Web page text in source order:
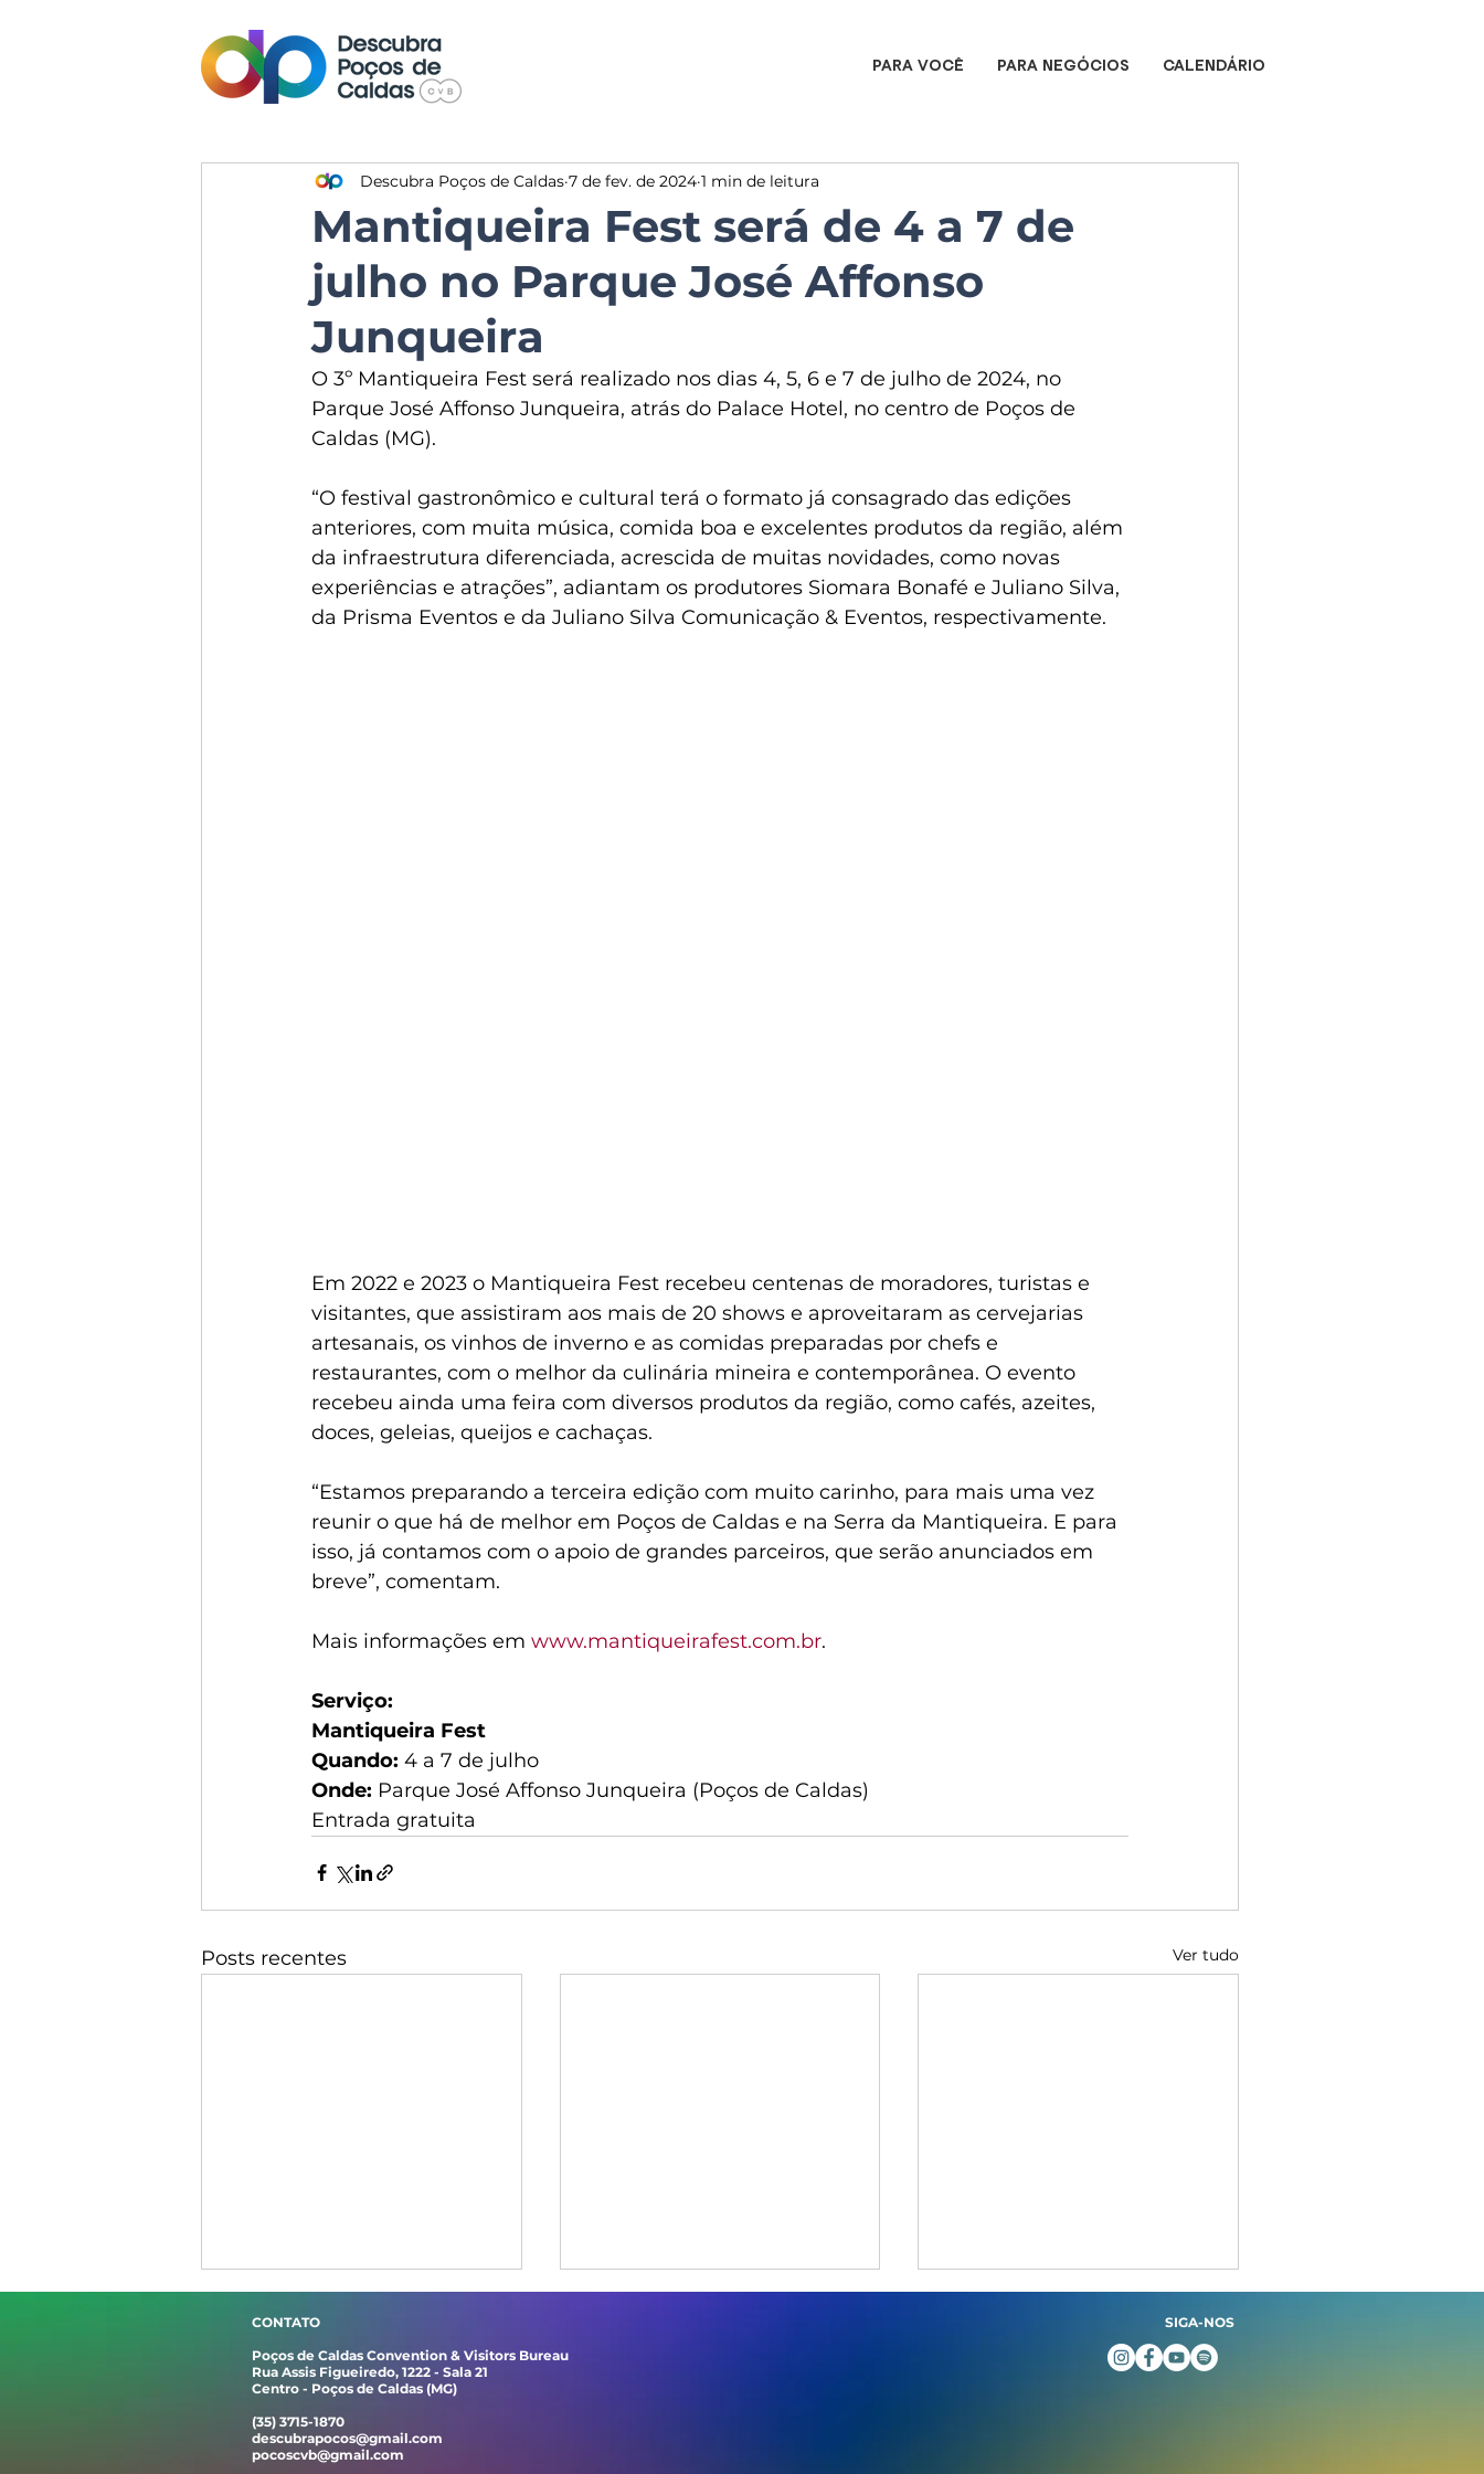
PARA VOCÊ PARA NEGÓCIOS CALENDÁRIO
Mantiqueira Fest será de 4 a 7 de
julho no Parque José Affonso
Junqueira
Descubra Poços de Caldas 7 de fev. de 2024 1 min de leitura
O 3º Mantiqueira Fest será realizado nos dias 4, 5, 6 e 7 de julho de 2024, no
Parque José Affonso Junqueira, atrás do Palace Hotel, no centro de Poços de
Caldas (MG).
“O festival gastronômico e cultural terá o formato já consagrado das edições
anteriores, com muita música, comida boa e excelentes produtos da região, além
da infraestrutura diferenciada, acrescida de muitas novidades, como novas
experiências e atrações”, adiantam os produtores Siomara Bonafé e Juliano Silva,
da Prisma Eventos e da Juliano Silva Comunicação & Eventos, respectivamente.
Em 2022 e 2023 o Mantiqueira Fest recebeu centenas de moradores, turistas e
visitantes, que assistiram aos mais de 20 shows e aproveitaram as cervejarias
artesanais, os vinhos de inverno e as comidas preparadas por chefs e
restaurantes, com o melhor da culinária mineira e contemporânea. O evento
recebeu ainda uma feira com diversos produtos da região, como cafés, azeites,
doces, geleias, queijos e cachaças.
“Estamos preparando a terceira edição com muito carinho, para mais uma vez
reunir o que há de melhor em Poços de Caldas e na Serra da Mantiqueira. E para
isso, já contamos com o apoio de grandes parceiros, que serão anunciados em
breve”, comentam.
Mais informações em www.mantiqueirafest.com.br.
Serviço:
Mantiqueira Fest
Quando: 4 a 7 de julho
Onde: Parque José Affonso Junqueira (Poços de Caldas)
Entrada gratuita
Posts recentes Ver tudo
CONTATO
Poços de Caldas Convention & Visitors Bureau
Rua Assis Figueiredo, 1222 - Sala 21
Centro - Poços de Caldas (MG)
(35) 3715-1870
descubrapocos@gmail.com
pocoscvb@gmail.com
SIGA-NOS